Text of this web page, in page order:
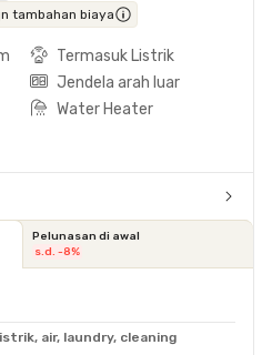
tambahan biaya
Termasuk Listrik
Jendela arah luar
Water Heater
Pelunasan di awal
s.d. -8%
air, laundry, cleaning